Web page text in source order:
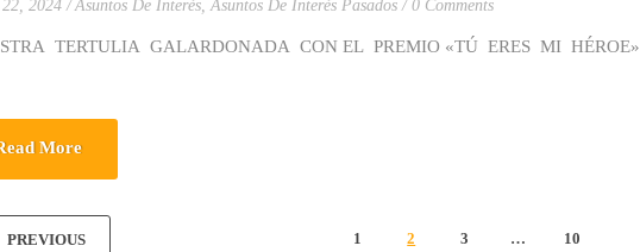
2024 Asuntos De Interés,Asuntos De Interés Pasados 0 Comments
TERTULIA GALARDONADA CON EL PREMIO «TÚ ERES MI HÉROE»
More
PREVIOUS 1 2 3 … 10